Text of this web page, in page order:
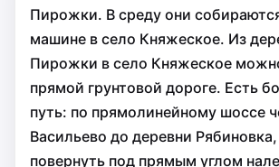
Пирожки. В среду они
машине в село Княжеское. Из
Пирожки в село Княжеское
прямой грунтовой дороге. Есть
путь: по прямолинейному шоссе
Васильево до деревни
повернуть под прямым углом